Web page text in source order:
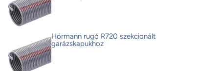
Hörmann rugó R720 szekcionált
garázskapukhoz